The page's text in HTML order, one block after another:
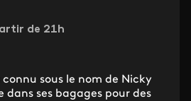
de 21h
connu sous le nom de Nicky
dans ses bagages pour des